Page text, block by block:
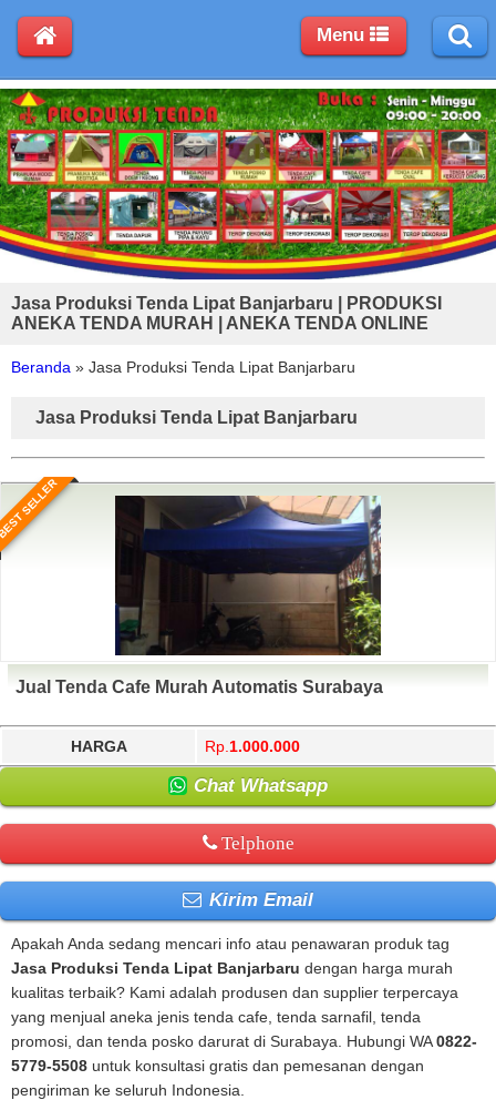
Jasa Produksi Tenda Lipat Banjarbaru | PRODUKSI
ANEKA TENDA MURAH | ANEKA TENDA ONLINE
Beranda » Jasa Produksi Tenda Lipat Banjarbaru
Jasa Produksi Tenda Lipat Banjarbaru
SELLER
Jual Tenda Cafe Murah Automatis Surabaya
HARGA Rp. 1.000.000
Chat Whatsapp
Telphone
Kirim Email
Apakah Anda sedang mencari info atau penawaran produk tag
Jasa Produksi Tenda Lipat Banjarbaru dengan harga murah
kualitas terbaik? Kami adalah produsen dan supplier terpercaya
yang menjual aneka jenis tenda cafe, tenda sarnafil, tenda
promosi, dan tenda posko darurat di Surabaya. Hubungi WA0822-
5779-5508 untuk konsultasi gratis dan pemesanan dengan
pengiriman ke seluruh Indonesia.
Menu